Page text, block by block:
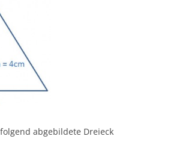
abgebildete Dreieck